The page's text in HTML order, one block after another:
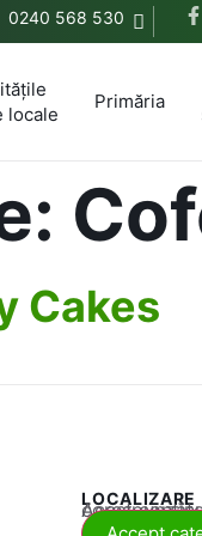
0240 568 530
locale
Primăria
Cakes
LOCALIZARE
Acest conținut este blocat până